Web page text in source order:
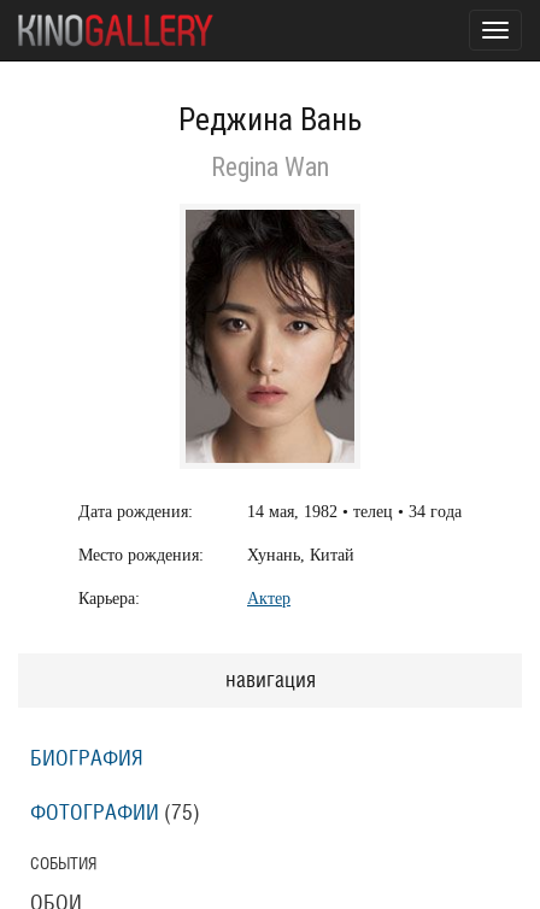
Реджина Вань
Regina Wan
Дата рождения: 14 мая, 1982 • телец • 34 года
Место рождения: Хунань, Китай
Карьера: Актер
навигация
БИОГРАФИЯ
ФОТОГРАФИИ (75)
СОБЫТИЯ
ОБОИ